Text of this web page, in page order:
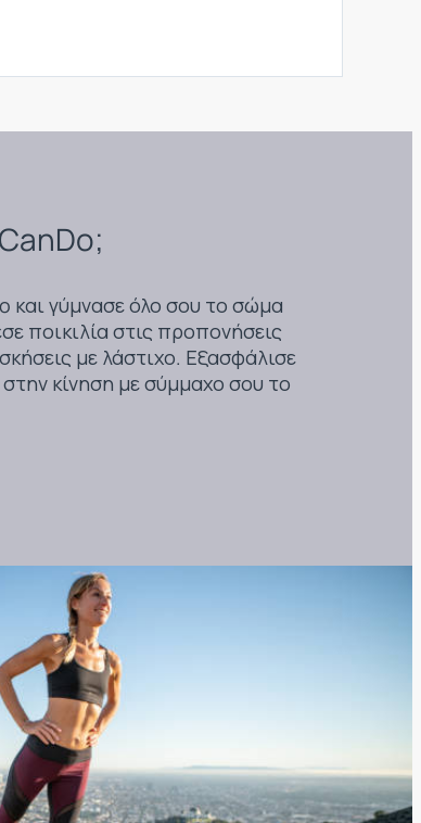
και γύμνασε όλο σου το σώμα
ποικιλία στις προπονήσεις
με λάστιχο. Εξασφάλισε
κίνηση με σύμμαχο σου το